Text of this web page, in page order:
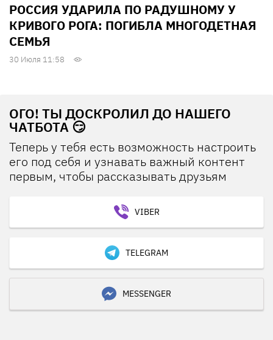
РОССИЯ УДАРИЛА ПО РАДУШНОМУ У
КРИВОГО РОГА: ПОГИБЛА МНОГОДЕТНАЯ
СЕМЬЯ
30 Июля 11:58
ОГО! ТЫ ДОСКРОЛИЛ ДО НАШЕГО
ЧАТБОТА 😏
Теперь у тебя есть возможность настроить
его под себя и узнавать важный контент
первым, чтобы рассказывать друзьям
VIBER
TELEGRAM
MESSENGER